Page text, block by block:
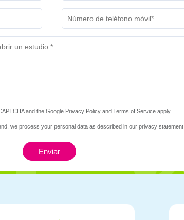
and the Google Privacy Policy and Terms of Service apply.
we process your personal data as described in our privacy statement.
Enviar